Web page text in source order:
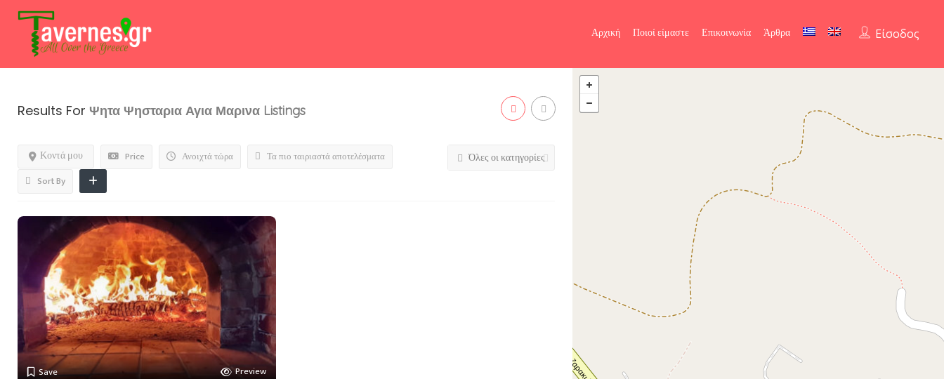
Είσοδος
Αρχική Ποιοί είμαστε Επικοινωνία Άρθρα
Results For Ψητα Ψησταρια Αγια Μαρινα Listings
Price Ανοιχτά τώρα
Κοντά μου
Τα πιο ταιριαστά αποτελέσματα
Sort By
Όλες οι κατηγορίες
Save Preview